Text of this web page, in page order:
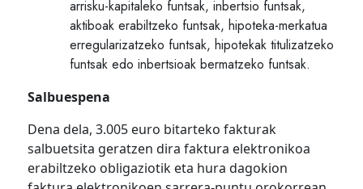
arrisku-kapitaleko funtsak, inbertsio funtsak,
aktiboak erabiltzeko funtsak, hipoteka-merkatua
erregularizatzeko funtsak, hipotekak titulizatzeko
funtsak edo inbertsioak bermatzeko funtsak.
Salbuespena
Dena dela, 3.005 euro bitarteko fakturak
salbuetsita geratzen dira faktura elektronikoa
erabiltzeko obligaziotik eta hura dagokion